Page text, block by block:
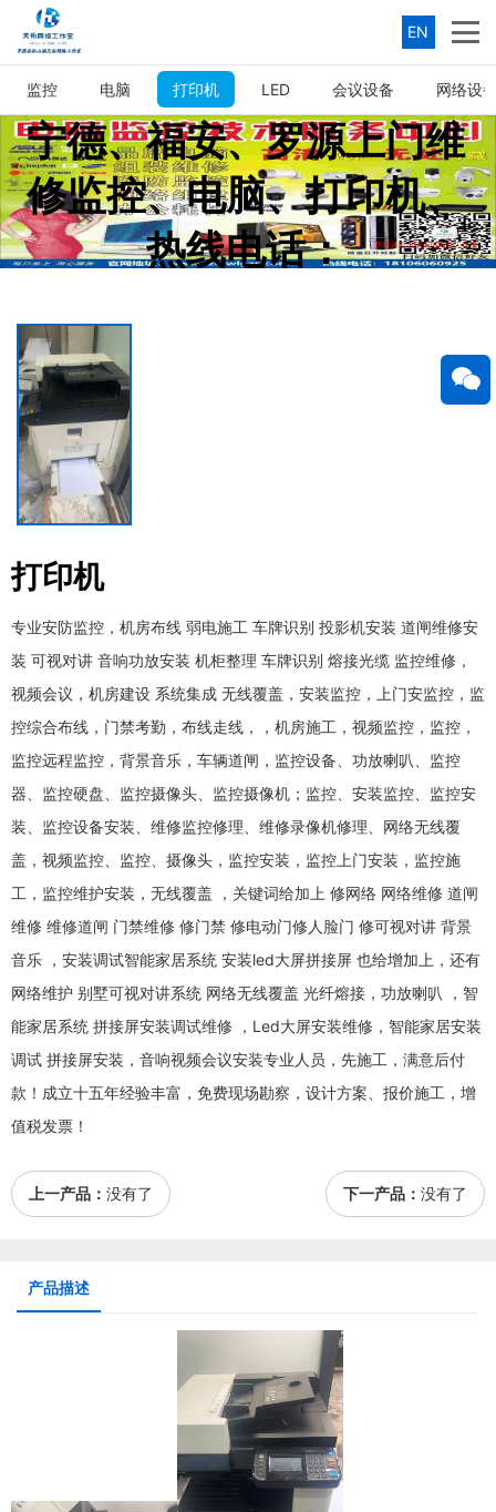
EN
监控 电脑 打印机 LED 会议设备 网络设
宁德、福安、罗源上门维
修监控、电脑、打印机、
热线电话：
打印机
专业安防监控，机房布线 弱电施工 车牌识别 投影机安装 道闸维修安
装 可视对讲 音响功放安装 机柜整理 车牌识别 熔接光缆 监控维修，
视频会议，机房建设 系统集成 无线覆盖，安装监控，上门安监控，监
控综合布线，门禁考勤，布线走线，，机房施工，视频监控，监控，
监控远程监控，背景音乐，车辆道闸，监控设备、功放喇叭、监控
器、监控硬盘、监控摄像头、监控摄像机；监控、安装监控、监控安
装、监控设备安装、维修监控修理、维修录像机修理、网络无线覆
盖，视频监控、监控、摄像头，监控安装，监控上门安装，监控施
工，监控维护安装，无线覆盖 ，关键词给加上 修网络 网络维修 道闸
维修 维修道闸 门禁维修 修门禁 修电动门修人脸门 修可视对讲 背景
音乐 ，安装调试智能家居系统 安装led大屏拼接屏 也给增加上，还有
网络维护 别墅可视对讲系统 网络无线覆盖 光纤熔接，功放喇叭 ，智
能家居系统 拼接屏安装调试维修 ，Led大屏安装维修，智能家居安装
调试 拼接屏安装，音响视频会议安装专业人员，先施工，满意后付
款！成立十五年经验丰富，免费现场勘察，设计方案、报价施工，增
值税发票！
上一产品： 没有了 下一产品： 没有了
产品描述